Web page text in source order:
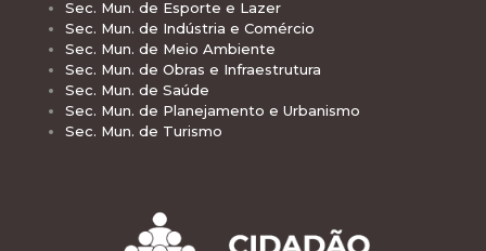
Sec. Mun. de Esporte e Lazer
Sec. Mun. de Indústria e Comércio
Sec. Mun. de Meio Ambiente
Sec. Mun. de Obras e Infraestrutura
Sec. Mun. de Saúde
Sec. Mun. de Planejamento e Urbanismo
Sec. Mun. de Turismo